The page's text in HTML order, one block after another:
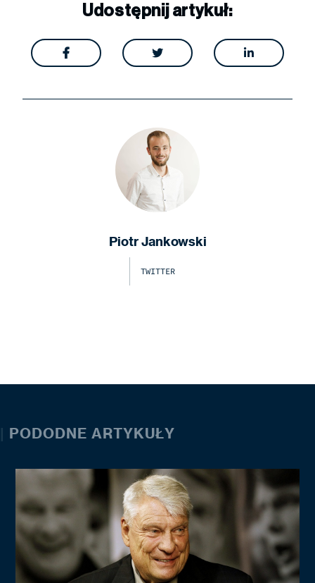
Udostępnij artykuł:
  
Piotr Jankowski
TWITTER
| PODODNE ARTYKUŁY